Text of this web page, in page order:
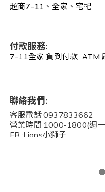
超商7-11、全家、宅配
付款服務:
7-11全家 貨到付款 ATM
聯絡我們:
客服電話 0937833662
營業時間 1000-1800(週
FB :Lions小獅子